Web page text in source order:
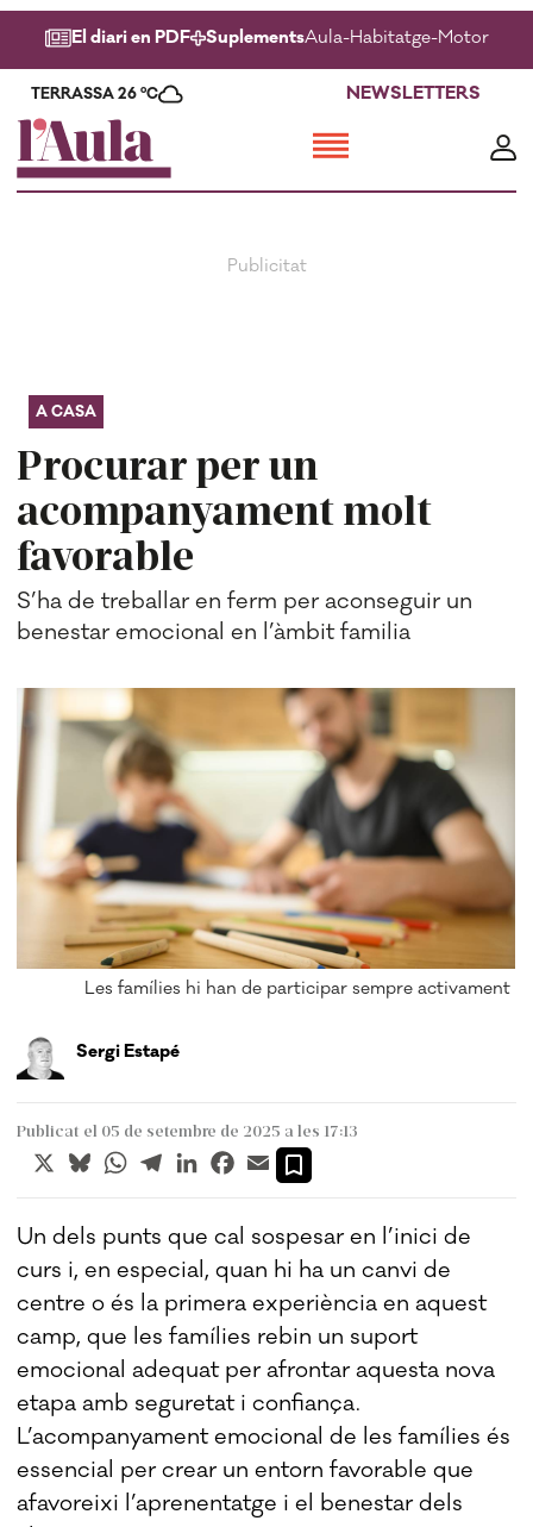
El diari en PDF SuplementsAula-Habitatge-Motor-
TERRASSA 26 ºC NEWSLETTERS
Procurar per un
acompanyament molt
favorable
A CASA
S’ha de treballar en ferm per aconseguir un
benestar emocional en l’àmbit familia
Les famílies hi han de participar sempre activament
Sergi Estapé
Publicat el 05 de setembre de 2025 a les 17:13
X BlueskyWhatsApp
TelegramLinkedInFacebook
Email
Un dels punts que cal sospesar en l’inici de
curs i, en especial, quan hi ha un canvi de
centre o és la primera experiència en aquest
camp, que les famílies rebin un suport
emocional adequat per afrontar aquesta nova
etapa amb seguretat i confiança.
L’acompanyament emocional de les famílies és
essencial per crear un entorn favorable que
afavoreixi l’aprenentatge i el benestar dels